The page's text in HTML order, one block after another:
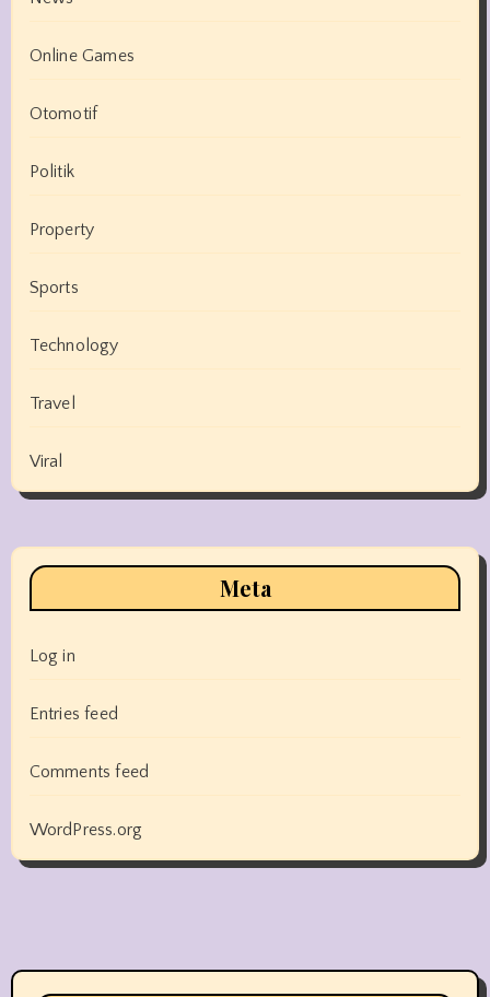
Online Games
Otomotif
Politik
Property
Sports
Technology
Travel
Viral
Meta
Log in
Entries feed
Comments feed
WordPress.org